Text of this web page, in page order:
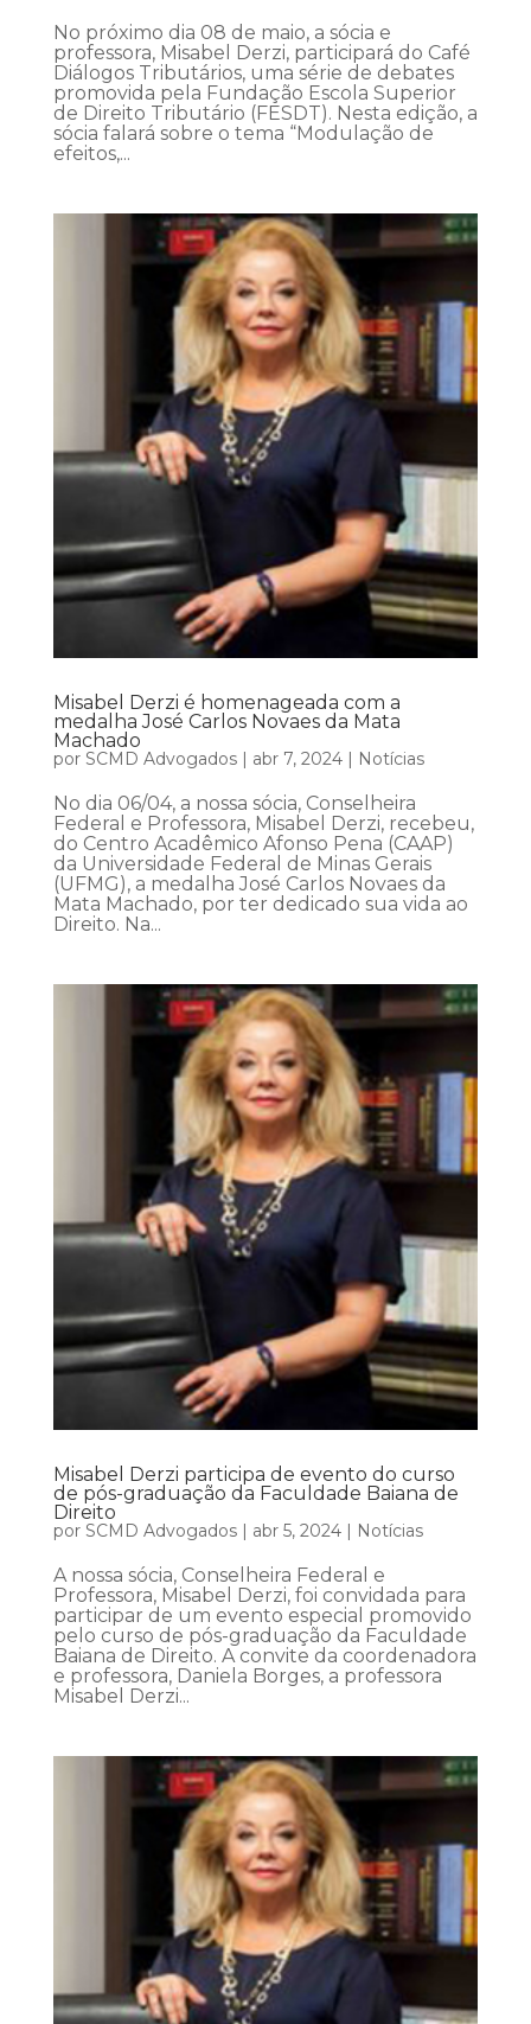
No próximo dia 08 de maio, a sócia e
professora, Misabel Derzi, participará do Café
Diálogos Tributários, uma série de debates
promovida pela Fundação Escola Superior
de Direito Tributário (FESDT). Nesta edição, a
sócia falará sobre o tema “Modulação de
efeitos,...
Misabel Derzi é homenageada com a
medalha José Carlos Novaes da Mata
Machado
por SCMD Advogados| abr 7, 2024| Notícias
No dia 06/04, a nossa sócia, Conselheira
Federal e Professora, Misabel Derzi, recebeu,
do Centro Acadêmico Afonso Pena (CAAP)
da Universidade Federal de Minas Gerais
(UFMG), a medalha José Carlos Novaes da
Mata Machado, por ter dedicado sua vida ao
Direito. Na...
Misabel Derzi participa de evento do curso
de pós-graduação da Faculdade Baiana de
Direito
por SCMD Advogados| abr 5, 2024| Notícias
A nossa sócia, Conselheira Federal e
Professora, Misabel Derzi, foi convidada para
participar de um evento especial promovido
pelo curso de pós-graduação da Faculdade
Baiana de Direito. A convite da coordenadora
e professora, Daniela Borges, a professora
Misabel Derzi...